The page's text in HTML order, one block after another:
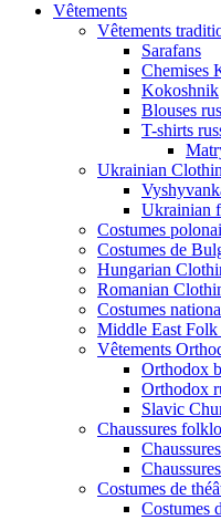
Vêtements
Vêtements
Sarafans
Chemises
Kokoshnik
Blouses
T-shirts
Ukrainian
Ukrainian
Costumes
Costumes de
Hungarian
Romanian
Costumes
Middle East
Vêtements
Orthodox
Orthodox
Slavic
Chaussures
Costumes de
Costumes